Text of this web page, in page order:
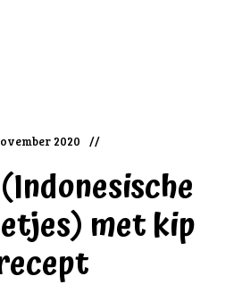
2020
met kip